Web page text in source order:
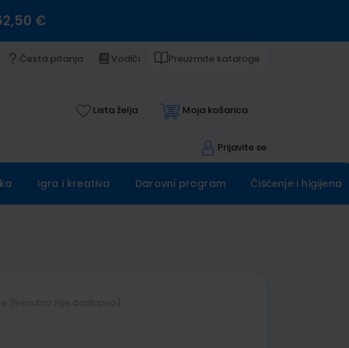
€
Česta pitanja Vodiči Preuzmite kataloge
Lista želja Moja košarica
Prijavite se
Igra i kreativa Darovni program Čišćenje i higijena